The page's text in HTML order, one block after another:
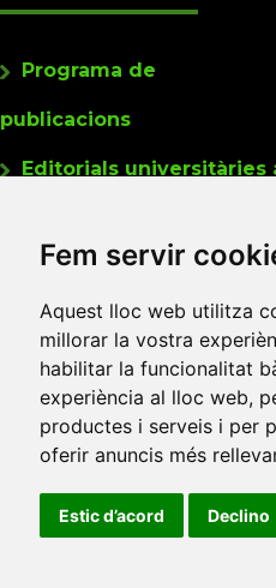
Fem servir
Aquest lloc web utilitza
millorar la vostra
habilitar la funcionalitat
experiència al lloc web,
productes i serveis i per
oferir anuncis més
Estic d’acord Declino
Programa de
publicacions
Editorials universitàries